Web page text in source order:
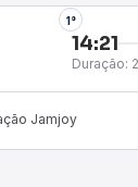
1°
14:21
Duração:
Jamjoy